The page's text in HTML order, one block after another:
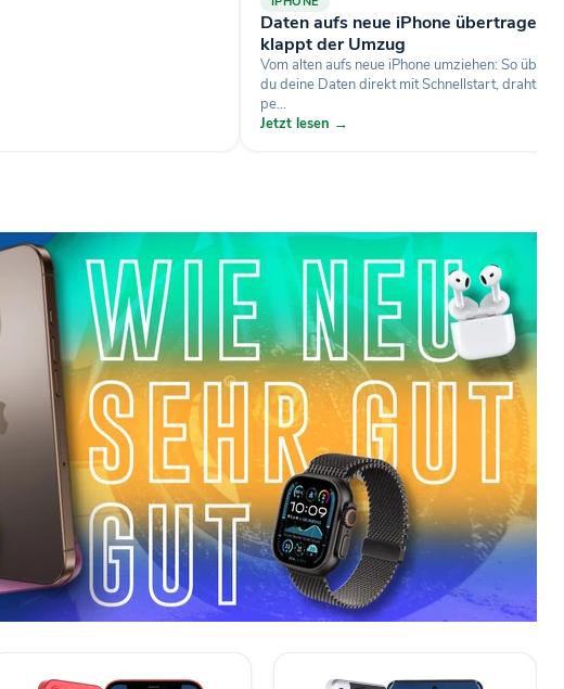
Daten aufs neue iPhone übertragen:
klappt der Umzug
Vom alten aufs neue iPhone umziehen: So
du deine Daten direkt mit Schnellstart, drahtlos
pe...
Jetzt lesen →